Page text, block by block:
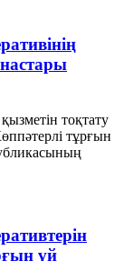
тоқтату
тұрғын
үй